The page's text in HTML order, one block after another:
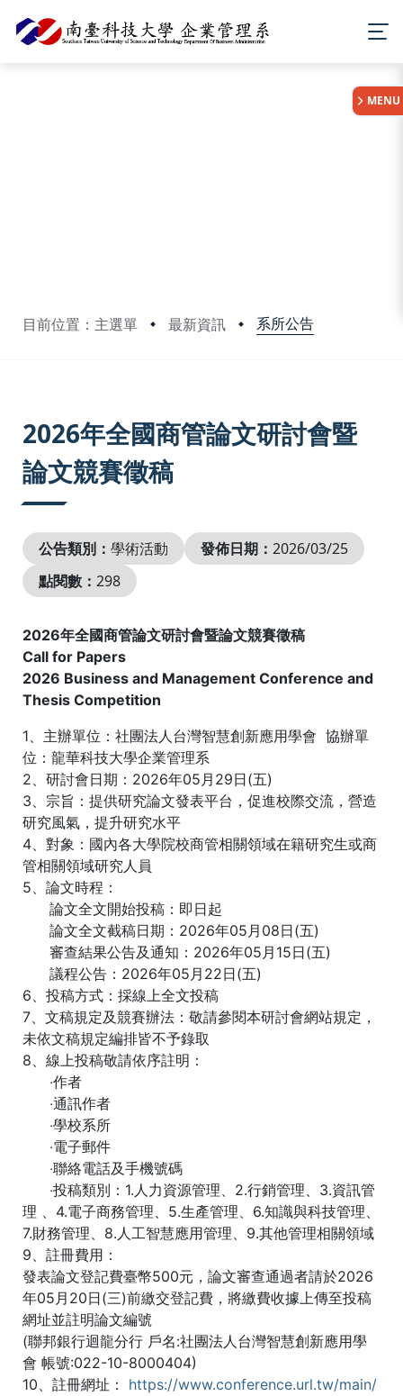
目前位置：主選單 最新資訊 系所公告
MENU
2026年全國商管論文研討會暨
論文競賽徵稿
公告類別： 學術活動 發佈日期： 2026/03/25
點閱數： 298
2026年全國商管論文研討會暨論文競賽徵稿
Call for Papers
2026 Business and Management Conference and
Thesis Competition
1、主辦單位：社團法人台灣智慧創新應用學會 協辦單
位：龍華科技大學企業管理系
2、研討會日期：2026年05月29日(五)
3、宗旨：提供研究論文發表平台，促進校際交流，營造
研究風氣，提升研究水平
4、對象：國內各大學院校商管相關領域在籍研究生或商
管相關領域研究人員
5、論文時程：
論文全文開始投稿：即日起
論文全文截稿日期：2026年05月08日(五)
審查結果公告及通知：2026年05月15日(五)
議程公告：2026年05月22日(五)
6、投稿方式：採線上全文投稿
7、文稿規定及競賽辦法：敬請參閱本研討會網站規定，
未依文稿規定編排皆不予錄取
8、線上投稿敬請依序註明：
‧作者
‧通訊作者
‧學校系所
‧電子郵件
‧聯絡電話及手機號碼
‧投稿類別：1.人力資源管理、2.行銷管理、3.資訊管
理 、4.電子商務管理、5.生產管理、6.知識與科技管理、
7.財務管理、8.人工智慧應用管理、9.其他管理相關領域
9、註冊費用：
發表論文登記費臺幣500元，論文審查通過者請於2026
年05月20日(三)前繳交登記費，將繳費收據上傳至投稿
網址並註明論文編號
(聯邦銀行迴龍分行 戶名:社團法人台灣智慧創新應用學
會 帳號:022-10-8000404)
10、註冊網址： https://www.conference.url.tw/main/